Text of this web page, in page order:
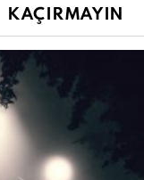
KAÇIRMAYIN